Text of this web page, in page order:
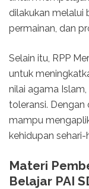
dilakukan melalui
permainan, dan
Selain itu, RPP
untuk
nilai agama Islam,
toleransi. Dengan
mampu
kehidupan sehari-
Materi
Belajar PAI